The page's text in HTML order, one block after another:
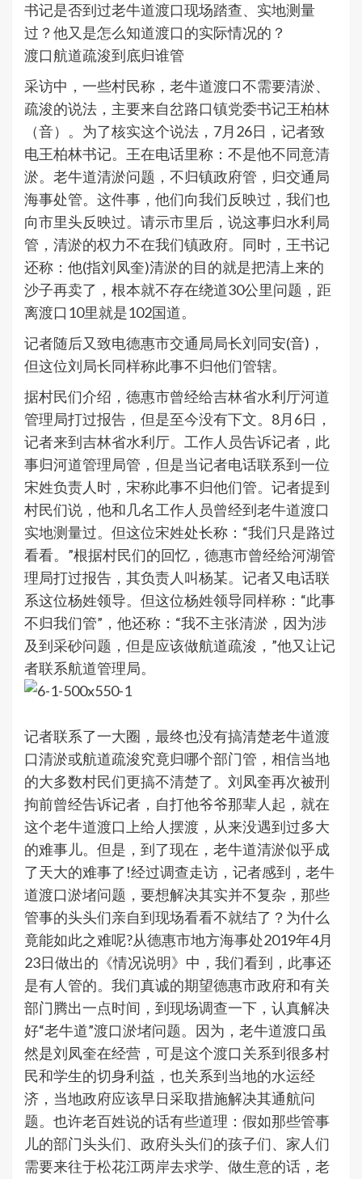
书记是否到过老牛道渡口现场踏查、实地测量
过？他又是怎么知道渡口的实际情况的？
渡口航道疏浚到底归谁管
采访中，一些村民称，老牛道渡口不需要清淤、
疏浚的说法，主要来自岔路口镇党委书记王柏林
（音）。为了核实这个说法，7月26日，记者致
电王柏林书记。王在电话里称：不是他不同意清
淤。老牛道清淤问题，不归镇政府管，归交通局
海事处管。这件事，他们向我们反映过，我们也
向市里头反映过。请示市里后，说这事归水利局
管，清淤的权力不在我们镇政府。同时，王书记
还称：他(指刘凤奎)清淤的目的就是把清上来的
沙子再卖了，根本就不存在绕道30公里问题，距
离渡口10里就是102国道。
记者随后又致电德惠市交通局局长刘同安(音)，
但这位刘局长同样称此事不归他们管辖。
据村民们介绍，德惠市曾经给吉林省水利厅河道
管理局打过报告，但是至今没有下文。8月6日，
记者来到吉林省水利厅。工作人员告诉记者，此
事归河道管理局管，但是当记者电话联系到一位
宋姓负责人时，宋称此事不归他们管。记者提到
村民们说，他和几名工作人员曾经到老牛道渡口
实地测量过。但这位宋姓处长称：“我们只是路过
看看。”根据村民们的回忆，德惠市曾经给河湖管
理局打过报告，其负责人叫杨某。记者又电话联
系这位杨姓领导。但这位杨姓领导同样称：“此事
不归我们管”，他还称：“我不主张清淤，因为涉
及到采砂问题，但是应该做航道疏浚，”他又让记
者联系航道管理局。
记者联系了一大圈，最终也没有搞清楚老牛道渡
口清淤或航道疏浚究竟归哪个部门管，相信当地
的大多数村民们更搞不清楚了。刘凤奎再次被刑
拘前曾经告诉记者，自打他爷爷那辈人起，就在
这个老牛道渡口上给人摆渡，从来没遇到过多大
的难事儿。但是，到了现在，老牛道清淤似乎成
了天大的难事了!经过调查走访，记者感到，老牛
道渡口淤堵问题，要想解决其实并不复杂，那些
管事的头头们亲自到现场看看不就结了？为什么
竟能如此之难呢?从德惠市地方海事处2019年4月
23日做出的《情况说明》中，我们看到，此事还
是有人管的。我们真诚的期望德惠市政府和有关
部门腾出一点时间，到现场调查一下，认真解决
好“老牛道”渡口淤堵问题。因为，老牛道渡口虽
然是刘凤奎在经营，可是这个渡口关系到很多村
民和学生的切身利益，也关系到当地的水运经
济，当地政府应该早日采取措施解决其通航问
题。也许老百姓说的话有些道理：假如那些管事
儿的部门头头们、政府头头们的孩子们、家人们
需要来往于松花江两岸去求学、做生意的话，老